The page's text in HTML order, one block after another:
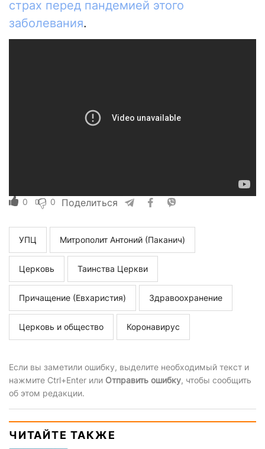
страх перед пандемией этого
заболевания.
0 0 Поделиться
УПЦ Митрополит Антоний (Паканич)
Церковь Таинства Церкви
Причащение (Евхаристия) Здравоохранение
Церковь и общество Коронавирус
Если вы заметили ошибку, выделите необходимый текст и
нажмите Ctrl+Enter или Отправить ошибку, чтобы сообщить
об этом редакции.
ЧИТАЙТЕ ТАКЖЕ